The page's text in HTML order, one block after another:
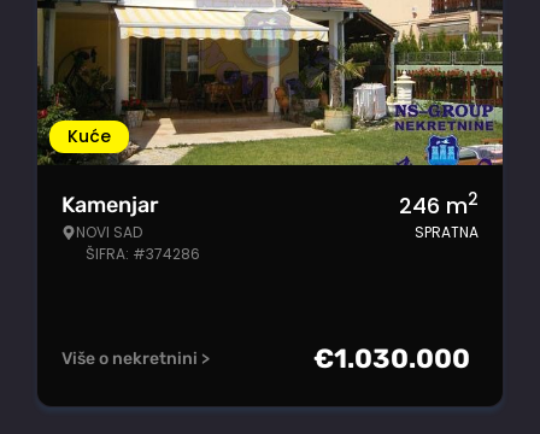
Kuće
Kamenjar
NOVI SAD
ŠIFRA: #374286
246 m2
SPRATNA
Više o nekretnini > €1.030.000